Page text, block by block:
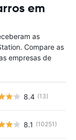
em
as
Compare as
empresas de
8.4 (13)
8.1 (10251)